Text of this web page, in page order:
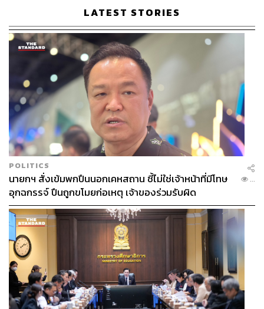
LATEST STORIES
POLITICS
นายกฯ สั่งเข้มพกปืนนอกเคหสถาน ชี้ไม่ใช่เจ้าหน้าที่มีโทษ
อุกฉกรรจ์ ปืนถูกขโมยก่อเหตุ เจ้าของร่วมรับผิด
...